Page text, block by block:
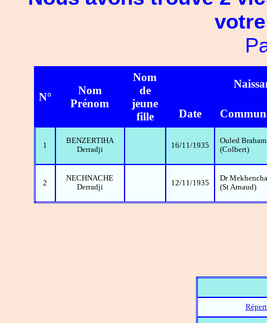
N°
Nom
Prénom
Nom
de
jeune
fille
Date
1
BENZERTIHA
Derradji
16/11/1935
Ouled Braham
(Colbert)
2
NECHNACHE
Derradji
12/11/1935
Dr Mekhencha
(St Arnaud)